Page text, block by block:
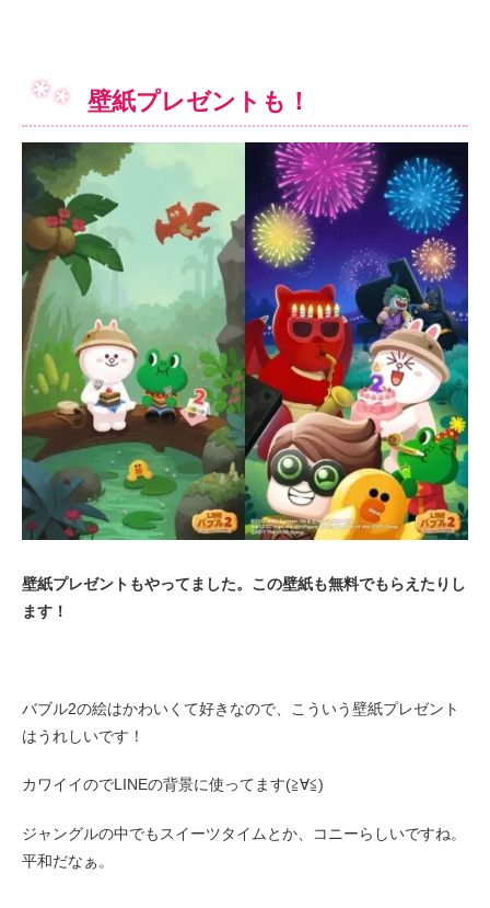
壁紙プレゼントも！
壁紙プレゼントもやってました。この壁紙も無料でもらえたりし
ます！
バブル2の絵はかわいくて好きなので、こういう壁紙プレゼント
はうれしいです！
カワイイのでLINEの背景に使ってます(≧∀≦)
ジャングルの中でもスイーツタイムとか、コニーらしいですね。
平和だなぁ。